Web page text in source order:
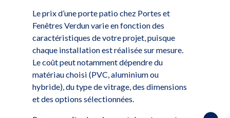
Le prix d’une porte patio chez Portes et
Fenêtres Verdun varie en fonction des
caractéristiques de votre projet, puisque
chaque installation est réalisée sur mesure.
Le coût peut notamment dépendre du
matériau choisi (PVC, aluminium ou
hybride), du type de vitrage, des dimensions
et des options sélectionnées.